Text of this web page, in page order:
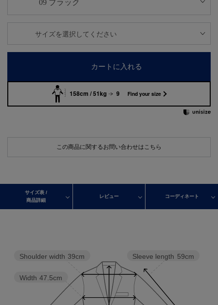
カートに入れる
158cm / 51kg 9 Find your size
この商品に関するお問い合わせはこちら
サイズ表 /
商品詳細
レビュー コーディネート
Sleeve length 59cm
Width 47.5cm
Shoulder width 39cm